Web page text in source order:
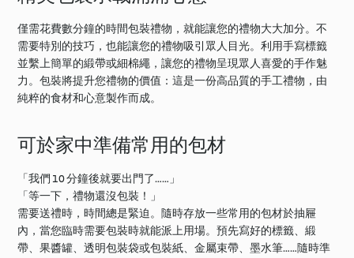
僅需花費數分鐘的時間包裝禮物，就能讓您的禮物大大加分。不
需要特別的技巧，也能讓您的禮物吸引眾人目光。利用手寫標籤
並繫上簡單的緞帶或細棉繩，讓您的禮物呈現眾人喜愛的手作魅
力。包裝將提升您禮物的價值：這是一份高品質的手工禮物，由
純粹的食材和心意製作而成。
可於家中準備常用的包材
「我們 10 分鐘後就要出門了……」
「等一下，禮物還沒包裝！」
需要送禮時，時間總是緊迫。隨時存放一些常用的包材於抽屜
內，當您臨時需要包裝時就能派上用場。預先寫好的標籤、緞
帶、果醬罐、透明包裝袋或包裝紙、金屬束帶、墨水筆……隨時準